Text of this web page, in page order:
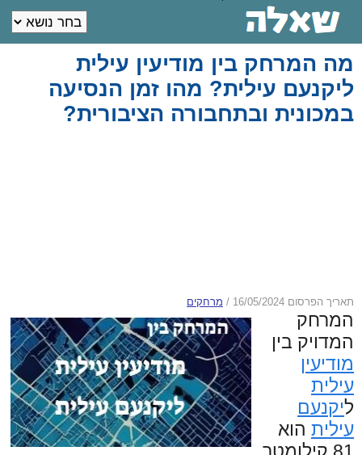
מה המרחק בין מודיעין עילית
ליקנעם עילית? מהו זמן הנסיעה
במכונית ובתחבורה הציבורית?
תאריך הפרסום 16/05/2024 / מרחקים
המרחק
המדויק בין
מודיעין
עילית
ליקנעם
עילית הוא